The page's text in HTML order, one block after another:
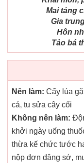
Mai táng
Gia
Hôn
Tảo bá
Nên làm: Cấy lúa
cá, tu sửa cây cối
Không nên làm:
khởi ngày uống
thừa kế chức tước
nộp đơn dâng sớ,